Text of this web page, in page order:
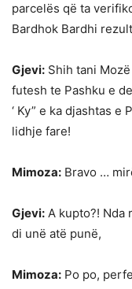
parcelës që ta
Bardhok Bardhi
Gjevi: Shih tani
futesh te Pashku e
‘ Ky” e ka djashtas e
lidhje fare!
Mimoza: Bravo …
Gjevi: A kupto?! Nda
di unë atë punë,
Mimoza: Po po,